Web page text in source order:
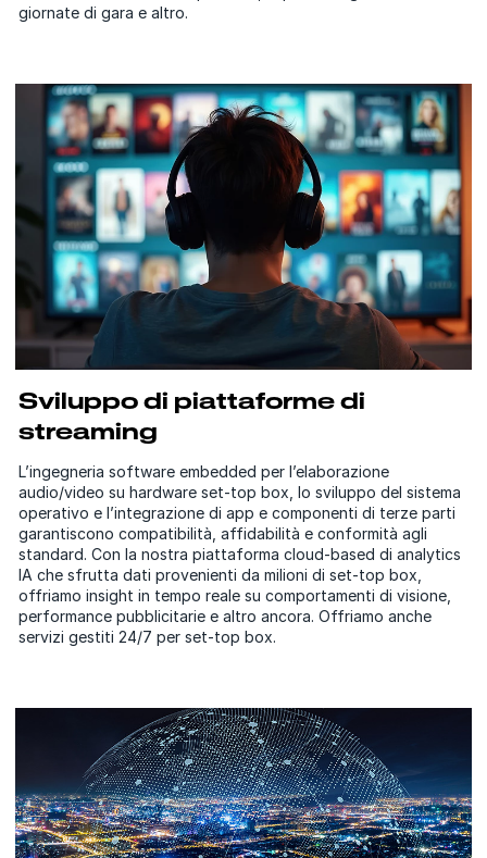
giornate di gara e altro.
Sviluppo di piattaforme di
streaming
L’ingegneria software embedded per l’elaborazione
audio/video su hardware set-top box, lo sviluppo del sistema
operativo e l’integrazione di app e componenti di terze parti
garantiscono compatibilità, affidabilità e conformità agli
standard. Con la nostra piattaforma cloud-based di analytics
IA che sfrutta dati provenienti da milioni di set-top box,
offriamo insight in tempo reale su comportamenti di visione,
performance pubblicitarie e altro ancora. Offriamo anche
servizi gestiti 24/7 per set-top box.